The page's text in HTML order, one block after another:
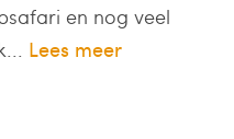
en nog veel
Lees meer